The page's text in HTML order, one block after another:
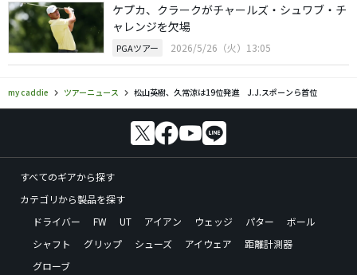
ケプカ、クラークがチャールズ・シュワブ・チ
ャレンジを欠場
PGAツアー 2026/5/26（火）13:05
my caddie ツアーニュース 松山英樹、久常涼は19位発進 J.J.スポーンら首位
すべてのギアから探す
カテゴリから製品を探す
ドライバー
FW UT アイアン ウェッジ パター
ボール
シャフト
グリップ シューズ アイウェア
距離計測器
グローブ